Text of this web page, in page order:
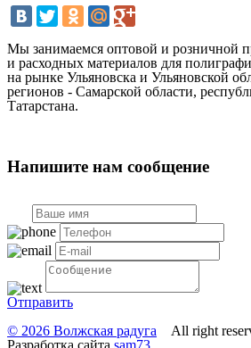
Мы занимаемся оптовой и розничной
и расходных материалов для
на рынке Ульяновска и Ульяновской
регионов - Самарской области,
Татарстана.
Напишите нам сообщение
Отправить
© 2026 Волжская радуга All right